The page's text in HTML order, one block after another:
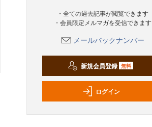
・全ての過去記事が閲覧できます
・会員限定メルマガを受信できます
メールバックナンバー
新規会員登録 無料
ログイン